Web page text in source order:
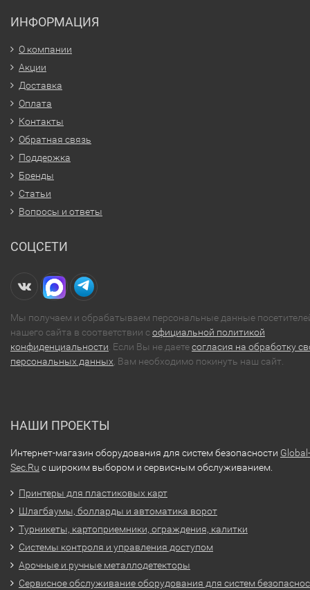
ИНФОРМАЦИЯ
О компании
Акции
Доставка
Оплата
Контакты
Обратная связь
Поддержка
Бренды
Статьи
Вопросы и ответы
СОЦСЕТИ
Мы получаем и обрабатываем персональные данные
нашего сайта в соответствии софициальной политикой
конфиденциальности . Если Вы не даетесогласия на обработку
персональных данных , Вам необходимо покинуть наш сайт.
НАШИ ПРОЕКТЫ
Интернет-магазин оборудования для систем безопасности Global-
Sec.Ru с широким выбором и сервисным обслуживанием.
Принтеры для пластиковых карт
Шлагбаумы, болларды и автоматика ворот
Турникеты, картоприемники, ограждения, калитки
Системы контроля и управления доступом
Арочные и ручные металлодетекторы
Сервисное обслуживание оборудования для систем